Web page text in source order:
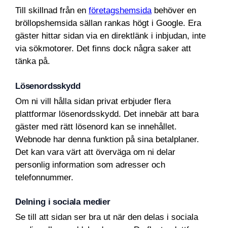
Till skillnad från en företagshemsidabehöver en
bröllopshemsida sällan rankas högt i Google. Era
gäster hittar sidan via en direktlänk i inbjudan, inte
via sökmotorer. Det finns dock några saker att
tänka på.
Lösenordsskydd
Om ni vill hålla sidan privat erbjuder flera
plattformar lösenordsskydd. Det innebär att bara
gäster med rätt lösenord kan se innehållet.
Webnode har denna funktion på sina betalplaner.
Det kan vara värt att överväga om ni delar
personlig information som adresser och
telefonnummer.
Delning i sociala medier
Se till att sidan ser bra ut när den delas i sociala